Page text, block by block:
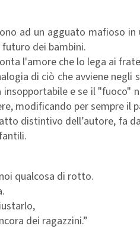
ad un agguato mafioso
dei bambini.
l'amore che lo lega ai
di ciò che avviene
insopportabile e se il
modificando per sempre il
distintivo dell’autore, fa
qualcosa di rotto.
dei ragazzini.”